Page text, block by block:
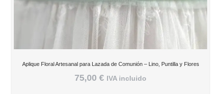
Aplique Floral Artesanal para Lazada de Comunión – Lino, Puntilla y Flores
75,00 € IVA incluido